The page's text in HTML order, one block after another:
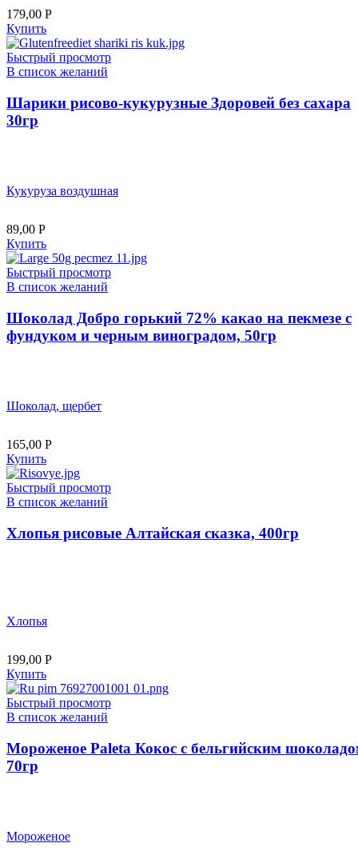
179,00 Р
Купить
Быстрый просмотр
В список желаний
Шарики рисово-кукурузные Здоровей без сахара
30гр
Кукуруза воздушная
89,00 Р
Купить
Быстрый просмотр
В список желаний
Шоколад Добро горький 72% какао на пекмезе с
фундуком и черным виноградом, 50гр
Шоколад, щербет
165,00 Р
Купить
Быстрый просмотр
В список желаний
Хлопья рисовые Алтайская сказка, 400гр
Хлопья
199,00 Р
Купить
Быстрый просмотр
В список желаний
Мороженое Paleta Кокос с бельгийским
70гр
Мороженое